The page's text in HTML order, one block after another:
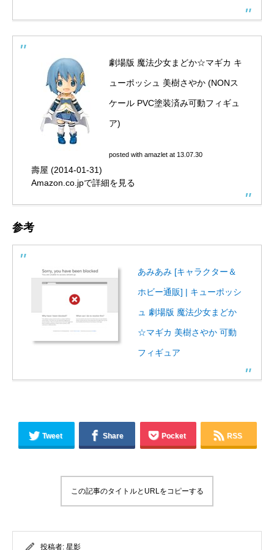
劇場版 魔法少女まどか☆マギカ キ
ューポッシュ 美樹さやか (NONス
ケール PVC塗装済み可動フィギュ
ア)
posted with amazlet at 13.07.30
壽屋 (2014-01-31)
Amazon.co.jpで詳細を見る
参考
あみあみ [キャラクター＆
ホビー通販] | キューポッシ
ュ 劇場版 魔法少女まどか
☆マギカ 美樹さやか 可動
フィギュア
Tweet Share Pocket RSS
この記事のタイトルとURLをコピーする
投稿者: 星影